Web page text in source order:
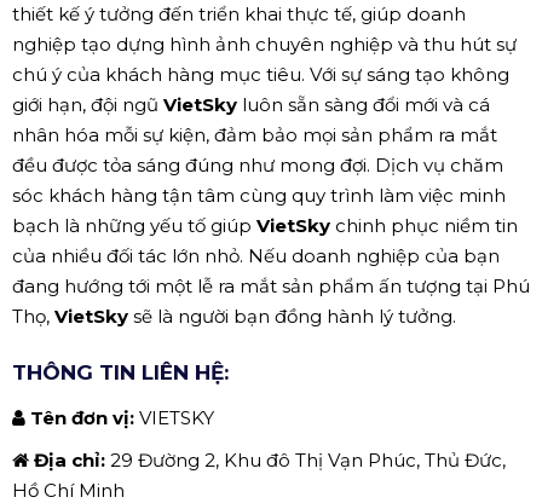
thiết kế ý tưởng đến triển khai thực tế, giúp doanh
nghiệp tạo dựng hình ảnh chuyên nghiệp và thu hút sự
chú ý của khách hàng mục tiêu. Với sự sáng tạo không
giới hạn, đội ngũ VietSky luôn sẵn sàng đổi mới và cá
nhân hóa mỗi sự kiện, đảm bảo mọi sản phẩm ra mắt
đều được tỏa sáng đúng như mong đợi. Dịch vụ chăm
sóc khách hàng tận tâm cùng quy trình làm việc minh
bạch là những yếu tố giúp VietSky chinh phục niềm tin
của nhiều đối tác lớn nhỏ. Nếu doanh nghiệp của bạn
đang hướng tới một lễ ra mắt sản phẩm ấn tượng tại Phú
Thọ, VietSky sẽ là người bạn đồng hành lý tưởng.
THÔNG TIN LIÊN HỆ:
Tên đơn vị: VIETSKY
Địa chỉ: 29 Đường 2, Khu đô Thị Vạn Phúc, Thủ Đức,
Hồ Chí Minh